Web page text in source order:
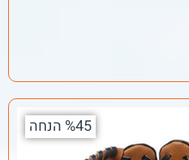
%45 הנחה